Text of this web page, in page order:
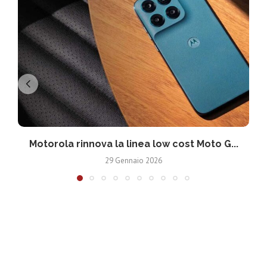
Motorola rinnova la linea low cost Moto G...
29 Gennaio 2026